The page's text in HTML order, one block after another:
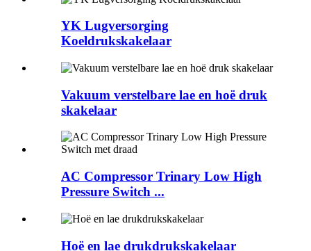
YK Lugversorging
Koeldrukskakelaar
Vakuum verstelbare lae en hoë druk
skakelaar
AC Compressor Trinary Low High
Pressure Switch ...
Hoë en lae drukdrukskakelaar